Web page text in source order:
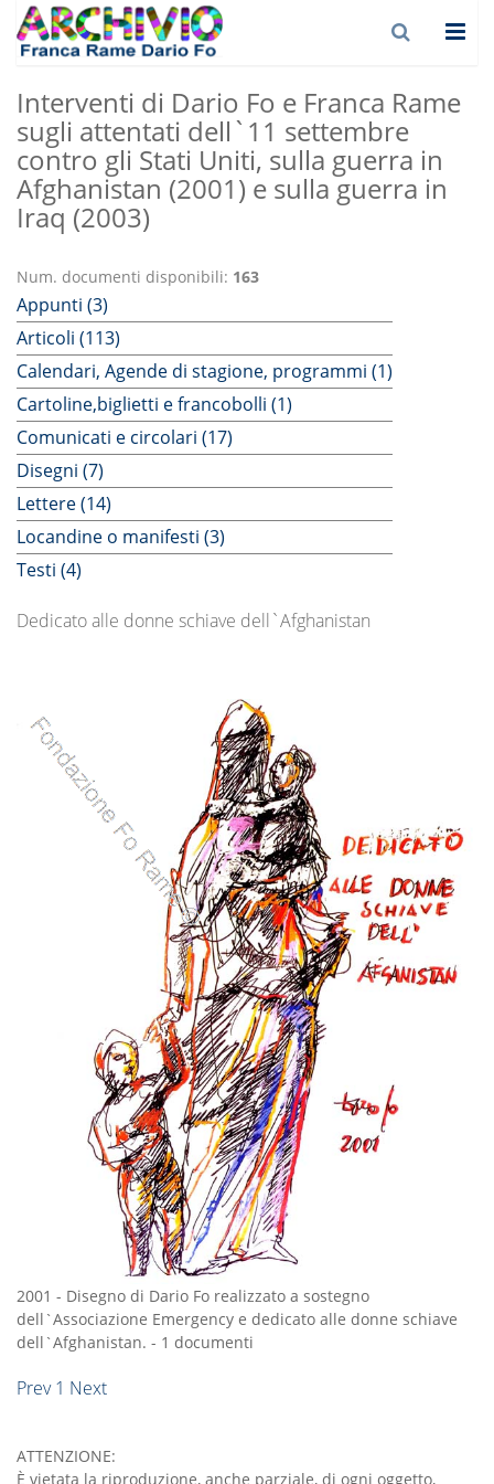
Interventi di Dario Fo e Franca Rame
sugli attentati dell`11 settembre
contro gli Stati Uniti, sulla guerra in
Afghanistan (2001) e sulla guerra in
Iraq (2003)
Num. documenti disponibili: 163
Appunti (3)
Articoli (113)
Calendari, Agende di stagione, programmi (1)
Cartoline,biglietti e francobolli (1)
Comunicati e circolari (17)
Disegni (7)
Lettere (14)
Locandine o manifesti (3)
Testi (4)
Dedicato alle donne schiave dell`Afghanistan
2001 - Disegno di Dario Fo realizzato a sostegno
dell`Associazione Emergency e dedicato alle donne schiave
dell`Afghanistan. - 1 documenti
Prev 1 Next
ATTENZIONE:
È vietata la riproduzione, anche parziale, di ogni oggetto,